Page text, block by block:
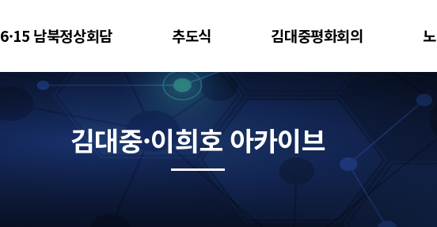
6·15 남북정상회담 추도식 김대중평화회의
김대중·이희호 아카이브